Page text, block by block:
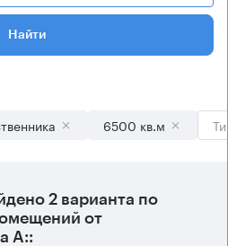
Найти
6500 кв.м
2 варианта по
от
А::